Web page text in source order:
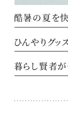
酷暑の夏を
ひんやりグッ
暮らし賢者が